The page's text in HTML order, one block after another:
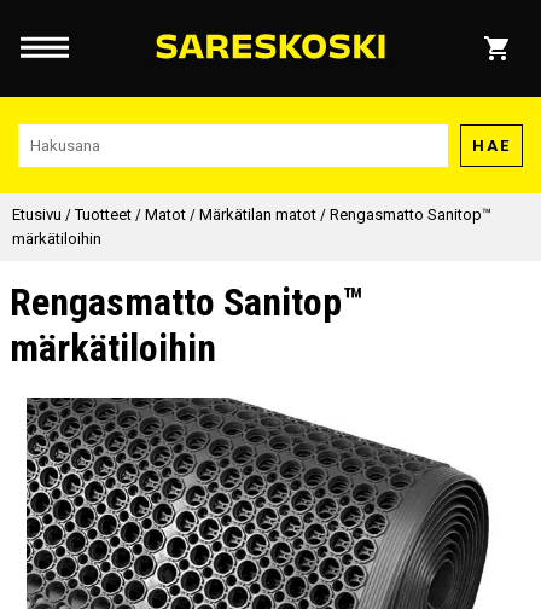
HAE
Etusivu /Tuotteet / Matot / Märkätilan matot / Rengasmatto Sanitop™
märkätiloihin
Rengasmatto Sanitop™
märkätiloihin